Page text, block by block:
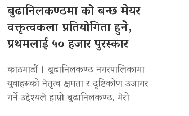
बुढानिलकण्ठमा को बन्छ मेयर
वक्तृत्वकला प्रतियोगिता हुने,
प्रथमलाई ५० हजार पुरस्कार
काठमाडौं । बुढानिलकण्ठ नगरपालिकामा
युवाहरूको नेतृत्व क्षमता र दृष्टिकोण उजागर
गर्ने उद्देश्यले हाम्रो बुढानिलकण्ठ, मेरो